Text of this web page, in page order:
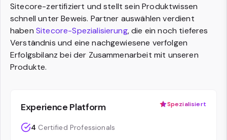
Sitecore-zertifiziert und stellt sein Produktwissen
schnell unter Beweis. Partner auswählen verdient
haben Sitecore-Spezialisierung, die ein noch tieferes
Verständnis und eine nachgewiesene verfolgen
Erfolgsbilanz bei der Zusammenarbeit mit unseren
Produkte.
Experience Platform Spezialisiert
4 Certified Professionals